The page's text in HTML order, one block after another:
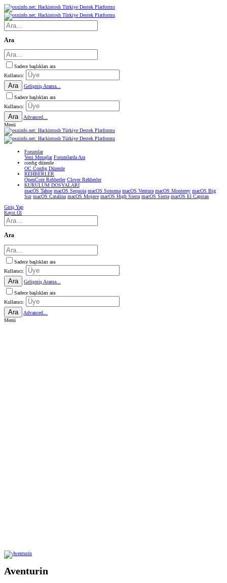
Ara
Sadece başlıkları ara
Kullanıcı:
Ara
Gelişmiş Arama...
Sadece başlıkları ara
Kullanıcı:
Ara
Advanced...
Menü
Forumlar
Yeni Mesajlar Forumlarda Ara
confıg düzenle
OC Config Düzenle
REHBERLER
OpenCore Rehberler Clover Rehberler
KURULUM DOSYALARI
macOS Tahoe macOS Sequoia macOS Sonoma macOS Ventura macOS Monterey macOS Big
Sur macOS Catalina macOS Mojave macOS High Sierra macOS Sierra macOS El Capitan
Giriş Yap
Kayıt Ol
Ara
Sadece başlıkları ara
Kullanıcı:
Ara
Gelişmiş Arama...
Sadece başlıkları ara
Kullanıcı:
Ara
Advanced...
Menü
Aventurin